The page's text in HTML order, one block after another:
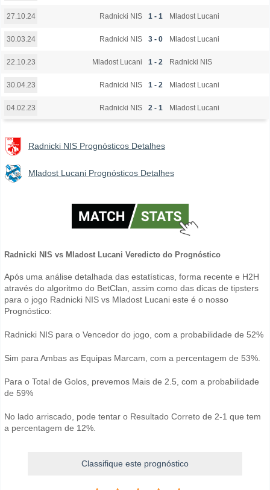
27.10.24 Radnicki NIS 1 - 1 Mladost Lucani
30.03.24 Radnicki NIS 3 - 0 Mladost Lucani
22.10.23 Mladost Lucani 1 - 2 Radnicki NIS
30.04.23 Radnicki NIS 1 - 2 Mladost Lucani
04.02.23 Radnicki NIS 2 - 1 Mladost Lucani
Radnicki NIS Prognósticos Detalhes
Mladost Lucani Prognósticos Detalhes
Radnicki NIS vs Mladost Lucani Veredicto do Prognóstico
Após uma análise detalhada das estatísticas, forma recente e H2H
através do algoritmo do BetClan, assim como das dicas de tipsters
para o jogo Radnicki NIS vs Mladost Lucani este é o nosso
Prognóstico:
Radnicki NIS para o Vencedor do jogo, com a probabilidade de 52%
Sim para Ambas as Equipas Marcam, com a percentagem de 53%.
Para o Total de Golos, prevemos Mais de 2.5, com a probabilidade
de 59%
No lado arriscado, pode tentar o Resultado Correto de 2-1 que tem
a percentagem de 12%.
Classifique este prognóstico